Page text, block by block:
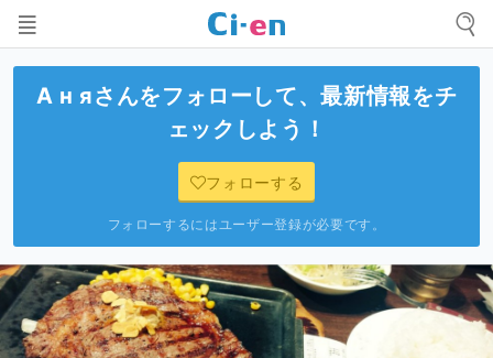
А н яさんをフォローして、最新情報をチ
ェックしよう！
フォローする
フォローするにはユーザー登録が必要です。